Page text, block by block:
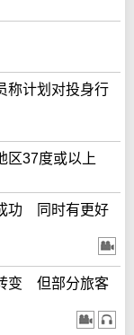
称计划对投身行
区37度或以上
功 同时有更好
变 但部分旅客